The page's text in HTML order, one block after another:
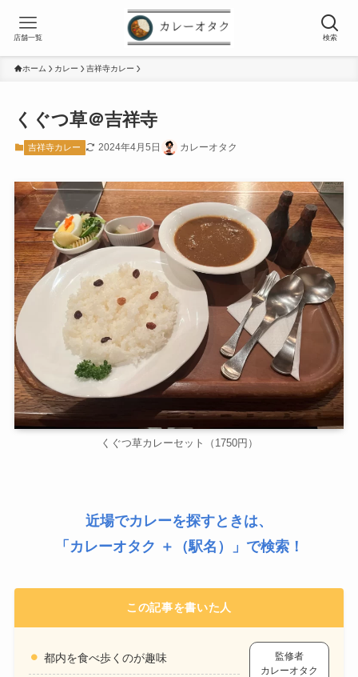
検索
店舗一覧
ホーム カレー 吉祥寺カレー
くぐつ草＠吉祥寺
吉祥寺カレー 2024年4月5日 カレーオタク
くぐつ草カレーセット（1750円）
近場でカレーを探すときは、
「 カレーオタク ＋（駅名） 」で検索！
この記事を書いた人
都内を食べ歩くのが趣味
監修者
カレーオタク